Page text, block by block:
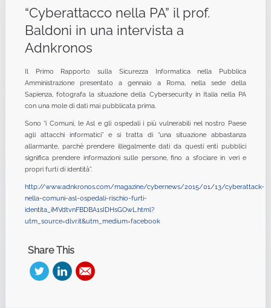
“Cyberattacco nella PA” il prof.
Baldoni in una intervista a
Adnkronos
Il Primo Rapporto sulla Sicurezza Informatica nella Pubblica
Amministrazione presentato a gennaio a Roma, nella sede della
Sapienza, fotografa la situazione della Cybersecurity in Italia nella PA
con una mole di dati mai pubblicata prima.
Sono “i Comuni, le Asl e gli ospedali i più vulnerabili nel nostro Paese
agli attacchi informatici” e si tratta di “una situazione abbastanza
allarmante, parchè prendere illegalmente dati da questi enti pubblici
significa prendere informazioni sulle persone, fino a sfociare in veri e
propri furti di identità”.
http://www.adnkronos.com/magazine/cybernews/2015/01/13/cyberattack-
nella-comuni-asl-ospedali-rischio-furti-
identita_iMVdtvnFBDBA1sIDHsGOwL.html?
utm_source=dlvr.it&utm_medium=facebook
Share This